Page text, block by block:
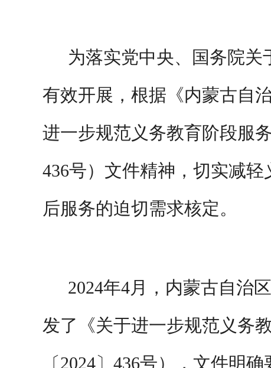
为落实党中央、国务院关
有效开展，根据《内蒙古自
进一步规范义务教育阶段服
436号）文件精神，切实减
后服务的迫切需求核定。
2024年4月，内蒙古自治
发了《关于进一步规范义务
〔2024〕436号），文件明